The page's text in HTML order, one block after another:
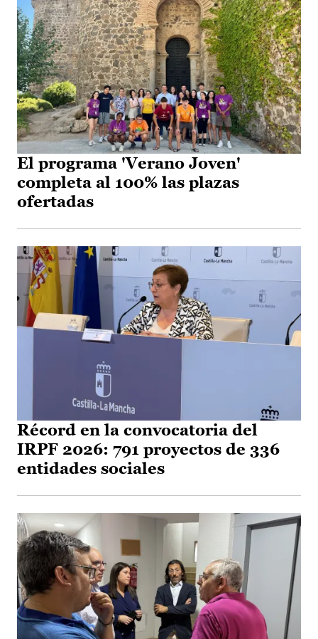
El programa 'Verano Joven'
completa al 100% las plazas
ofertadas
Récord en la convocatoria del
IRPF 2026: 791 proyectos de 336
entidades sociales